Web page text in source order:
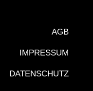
AGB
IMPRESSUM
DATENSCHUTZ